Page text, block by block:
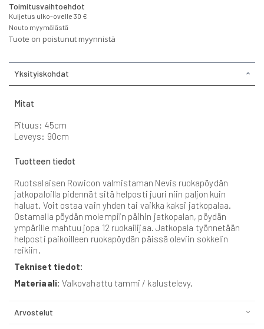
Toimitusvaihtoehdot
Kuljetus ulko-ovelle 30 €
Nouto myymälästä
Tuote on poistunut myynnistä
Yksityiskohdat
Mitat
Pituus: 45cm
Leveys: 90cm
Tuotteen tiedot
Ruotsalaisen Rowicon valmistaman Nevis ruokapöydän
jatkopaloilla pidennät sitä helposti juuri niin paljon kuin
haluat. Voit ostaa vain yhden tai vaikka kaksi jatkopalaa.
Ostamalla pöydän molempiin päihin jatkopalan, pöydän
ympärille mahtuu jopa 12 ruokailijaa. Jatkopala työnnetään
helposti paikoilleen ruokapöydän päissä oleviin sokkelin
reikiin.
Tekniset tiedot:
Materiaali: Valkovahattu tammi / kalustelevy.
Arvostelut